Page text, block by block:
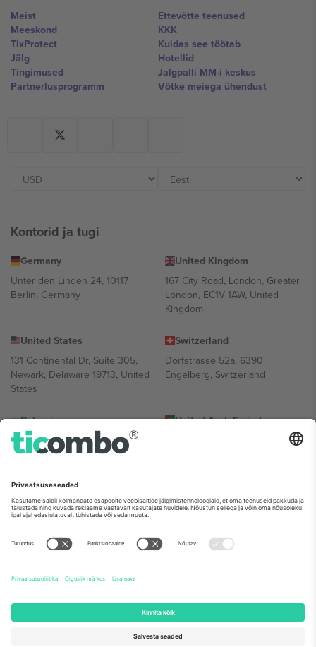
Meist
Meeskond
TixProtect
Jälg
Tingimused
Partnerlusprogramm
Ettevõtte teenused
KKK
Kuidas see töötab
Hotellid
Jalgpalli MM-i keskus
Võtke meiega ühendust
Kontorid ja tugi
Germany
Unter den Linden 24, 10117
Berlin, Germany
United Kingdom
167 City Road, London, Greater
London, EC1V 1AW, United
Kingdom
United States
131 Continental Dr, Suite 305,
Newark, Delaware 19713, United
States
Switzerland
Dorfstrasse 52a, 6390
Engelberg, Switzerland
Bulgaria
Regus Sofia City West, bul
Totleben 53-55, 1606 Sofia,
United Arab Emirates
UAE Dubai Silicon Oasis, DDP
Mexico
Av Chapultepec 360, Roma
Norte, Cuauhtémoc, 06700
Ciudad de México, CDMX,
sündmusest ja/või domeenist. Detailide jaoks vaata konkreetse
sündmuse lehte, impressumit ja tingimusi.,
2026 Ticombo. Kõik õigused kaitstud.